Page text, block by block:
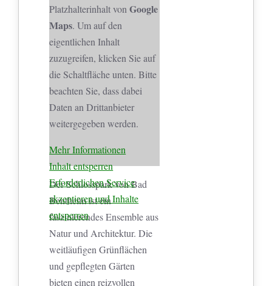
Platzhalterinhalt vonGoogle
Maps. Um auf den
eigentlichen Inhalt
zuzugreifen, klicken Sie auf
die Schaltfläche unten. Bitte
beachten Sie, dass dabei
Daten an Drittanbieter
weitergegeben werden.
Mehr Informationen
Inhalt entsperren
Erforderlichen Service
akzeptieren und Inhalte
entsperren
Der Schlosspark von Bad
Bentheim ist ein
faszinierendes Ensemble aus
Natur und Architektur. Die
weitläufigen Grünflächen
und gepflegten Gärten
bieten einen reizvollen